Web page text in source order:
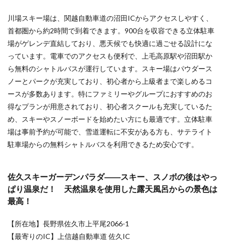
5.1
りで
スキ
ーを
楽し
むな
ら、
アク
セス
を重
視す
山スキ
ー場
――広
開発さ
れたバ
リエー
川場スキー場は、関越自動車道の沼田ICからアクセスしやすく、
首都圏から約2時間で到着できます。900台を収容できる立体駐車
場がゲレンデ直結しており、悪天候でも快適に過ごせる設計にな
っています。電車でのアクセスも便利で、上毛高原駅や沼田駅か
ら無料のシャトルバスが運行しています。スキー場はパウダース
ノーとパークが充実しており、初心者から上級者まで楽しめるコ
ースが多数あります。特にファミリーやグループにおすすめのお
得なプランが用意されており、初心者スクールも充実しているた
め、スキーやスノーボードを始めたい方にも最適です。立体駐車
場は事前予約が可能で、雪道運転に不安がある方も、サテライト
駐車場からの無料シャトルバスを利用できるため安心です。
佐久スキーガーデンパラダ――スキー、スノボの後はやっ
ぱり温泉だ！ 天然温泉を使用した露天風呂からの景色は
最高！
【所在地】長野県佐久市上平尾2066-1
【最寄りのIC】上信越自動車道 佐久IC